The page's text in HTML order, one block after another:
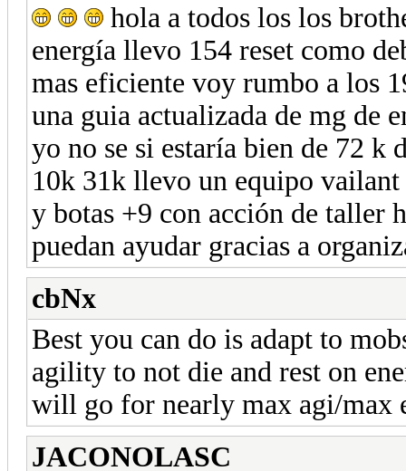
hola a todos los los
energía llevo 154 reset como
mas eficiente voy rumbo a los
una guia actualizada de mg de
yo no se si estaría bien de 72 k
10k 31k llevo un equipo vailant
y botas +9 con acción de taller
puedan ayudar gracias a
cbNx
Best you can do is adapt to
agility to not die and rest on
will go for nearly max agi/max
JACONOLASC